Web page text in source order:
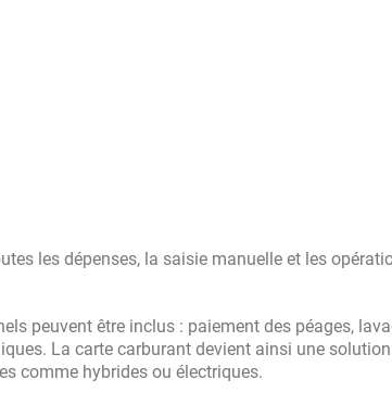
les dépenses, la saisie manuelle et les
peuvent être inclus : paiement des péages,
La carte carburant devient ainsi une
comme hybrides ou électriques.